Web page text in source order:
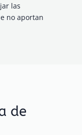
las
no aportan
de